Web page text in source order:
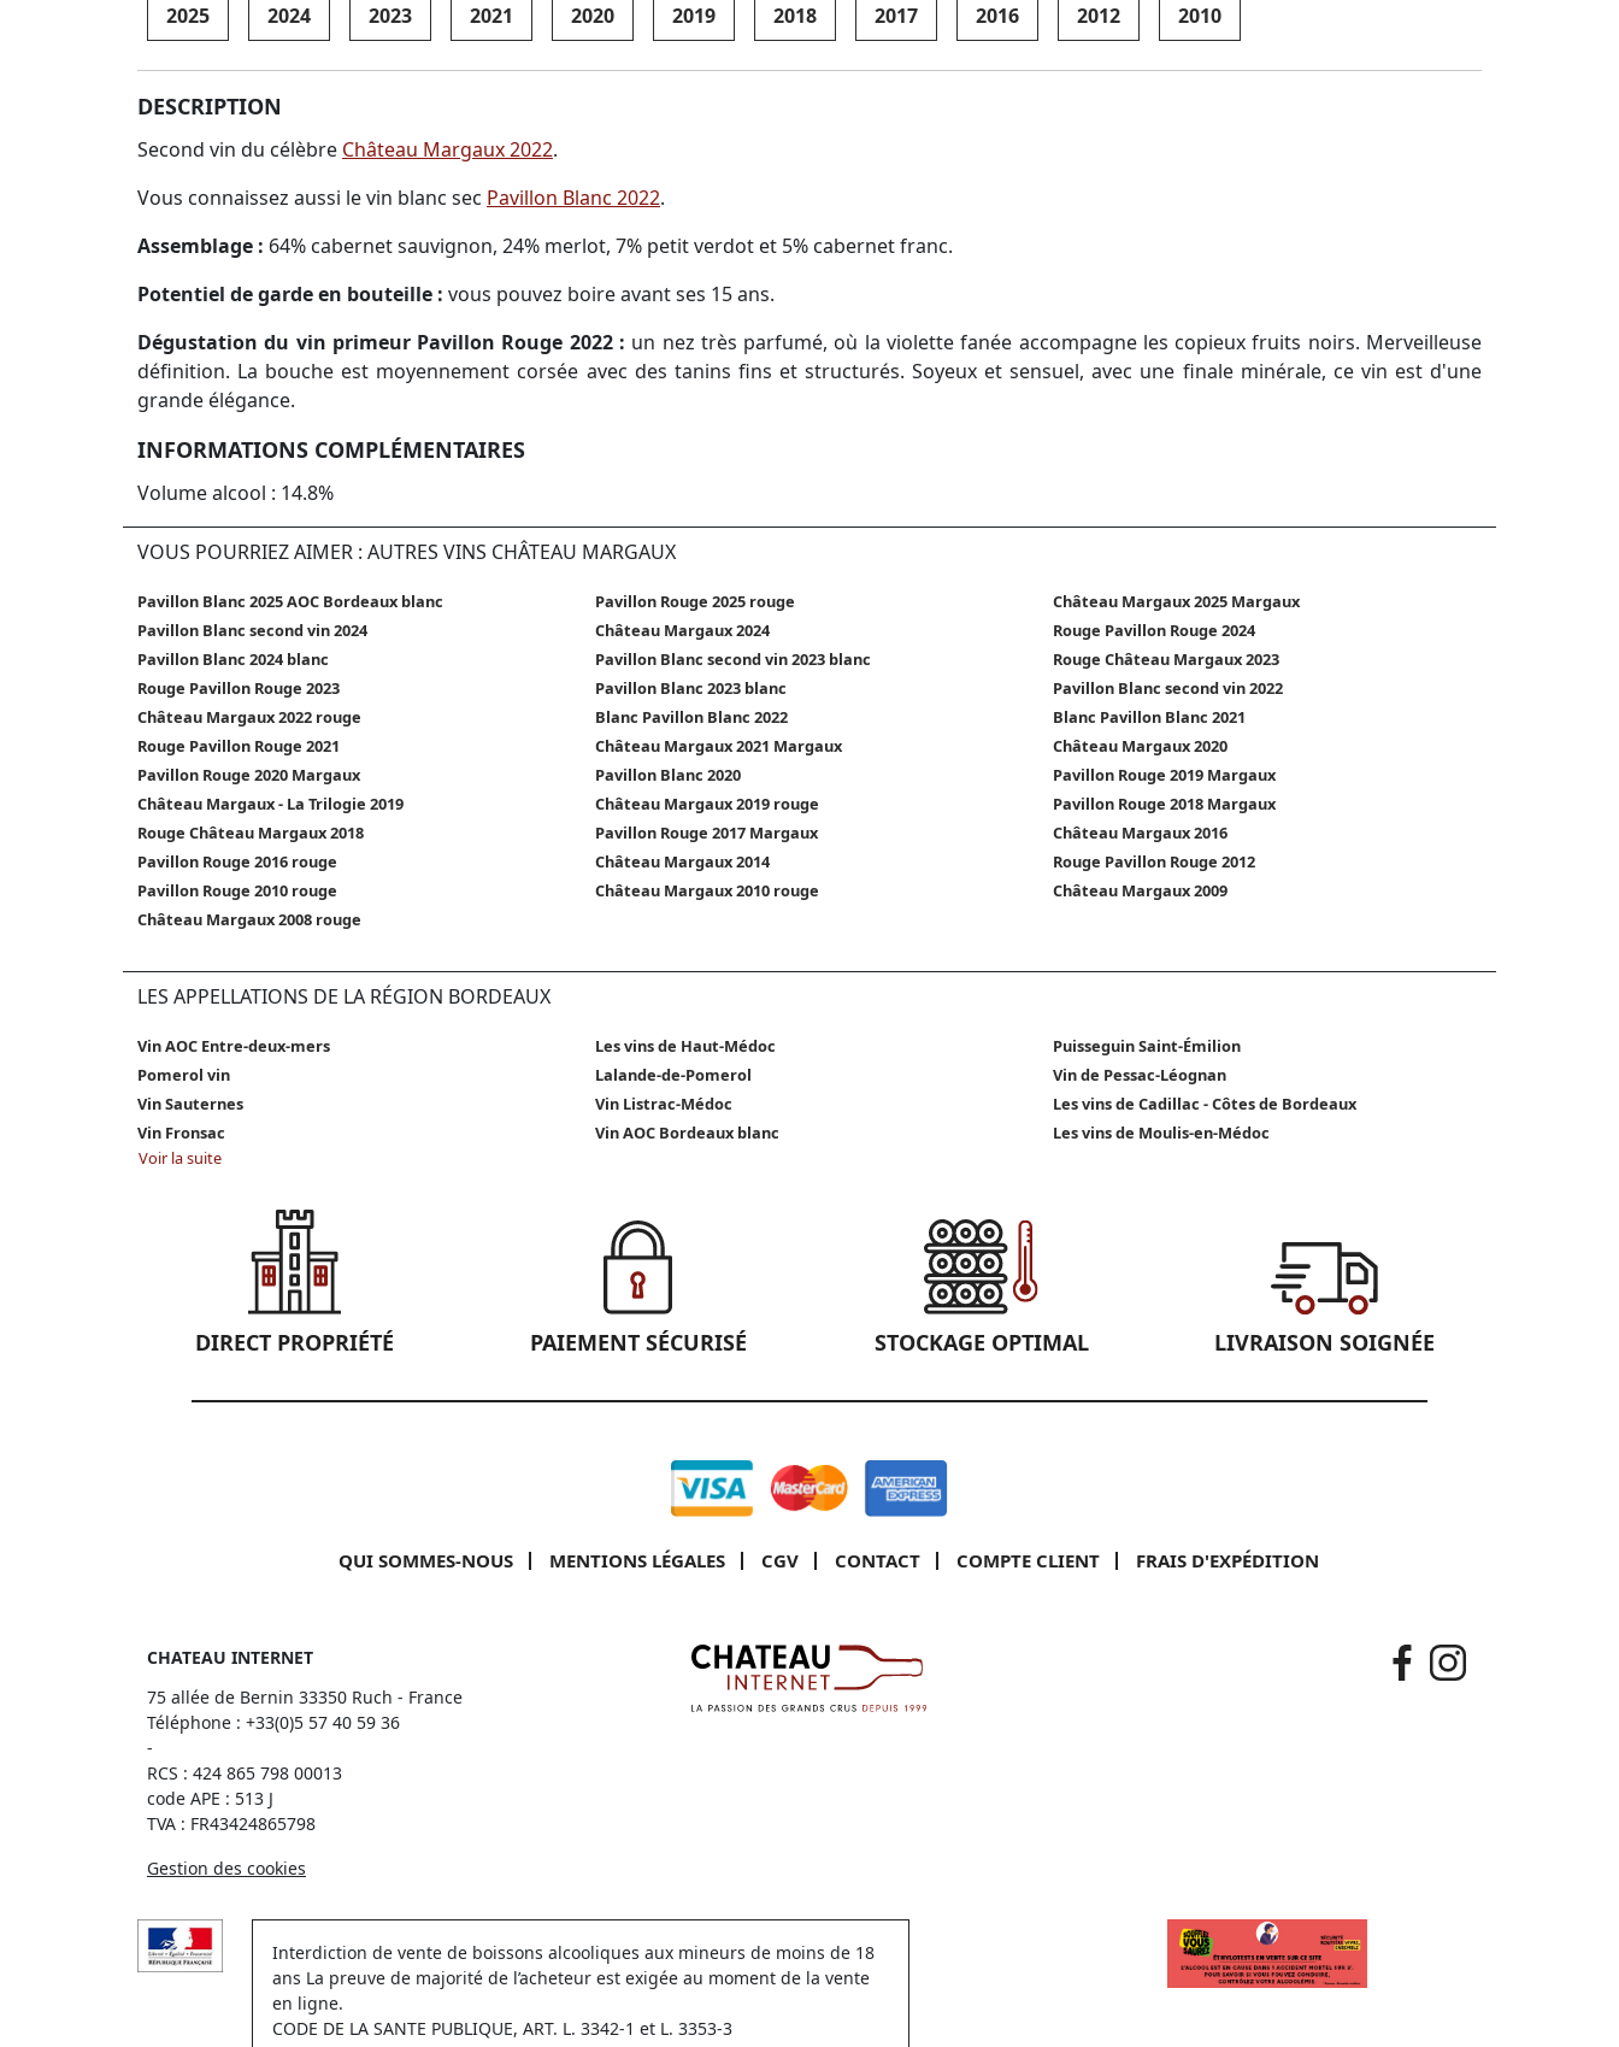
2025 2024 2023 2021 2020 2019 2018 2017 2016 2012 2010
DESCRIPTION
Second vin du célèbre Château Margaux 2022.
Vous connaissez aussi le vin blanc sec Pavillon Blanc 2022.
Assemblage : 64% cabernet sauvignon, 24% merlot, 7% petit verdot et 5% cabernet franc.
Potentiel de garde en bouteille : vous pouvez boire avant ses 15 ans.
Dégustation du vin primeur Pavillon Rouge 2022 : un nez très parfumé, où la violette fanée accompagne les copieux fruits noirs. Merveilleuse
définition. La bouche est moyennement corsée avec des tanins fins et structurés. Soyeux et sensuel, avec une finale minérale, ce vin est d'une
grande élégance.
INFORMATIONS COMPLÉMENTAIRES
Volume alcool : 14.8%
VOUS POURRIEZ AIMER : AUTRES VINS CHÂTEAU MARGAUX
Pavillon Blanc 2025 AOC Bordeaux blanc Pavillon Rouge 2025 rouge
Château Margaux 2025 Margaux
Pavillon Blanc second vin 2024
Château Margaux 2024
Rouge Pavillon Rouge 2024
Pavillon Blanc 2024 blanc
Pavillon Blanc second vin 2023 blanc
Rouge Château Margaux 2023
Rouge Pavillon Rouge 2023
Pavillon Blanc 2023 blanc
Pavillon Blanc second vin 2022
Château Margaux 2022 rouge
Blanc Pavillon Blanc 2022
Blanc Pavillon Blanc 2021
Rouge Pavillon Rouge 2021
Château Margaux 2021 Margaux
Château Margaux 2020
Pavillon Rouge 2020 Margaux
Pavillon Blanc 2020
Pavillon Rouge 2019 Margaux
Château Margaux - La Trilogie 2019
Château Margaux 2019 rouge
Pavillon Rouge 2018 Margaux
Rouge Château Margaux 2018
Pavillon Rouge 2017 Margaux
Château Margaux 2016
Pavillon Rouge 2016 rouge
Château Margaux 2014
Rouge Pavillon Rouge 2012
Pavillon Rouge 2010 rouge
Château Margaux 2010 rouge
Château Margaux 2009
Château Margaux 2008 rouge
LES APPELLATIONS DE LA RÉGION BORDEAUX
Vin AOC Entre-deux-mers Les vins de Haut-Médoc
Puisseguin Saint-Émilion
Pomerol vin
Lalande-de-Pomerol
Vin de Pessac-Léognan
Vin Sauternes
Vin Listrac-Médoc
Les vins de Cadillac - Côtes de Bordeaux
Vin Fronsac
Vin AOC Bordeaux blanc
Les vins de Moulis-en-Médoc
Voir la suite
DIRECT PROPRIÉTÉ PAIEMENT SÉCURISÉ STOCKAGE OPTIMAL LIVRAISON SOIGNÉE
QUI SOMMES-NOUS MENTIONS LÉGALES CGV CONTACT COMPTE CLIENT FRAIS D'EXPÉDITION
CHATEAU INTERNET
75 allée de Bernin 33350 Ruch - France
Téléphone : +33(0)5 57 40 59 36
-
RCS : 424 865 798 00013
code APE : 513 J
TVA : FR43424865798
Gestion des cookies
Interdiction de vente de boissons alcooliques aux mineurs de moins de 18
ans La preuve de majorité de l’acheteur est exigée au moment de la vente
en ligne.
CODE DE LA SANTE PUBLIQUE, ART. L. 3342-1 et L. 3353-3